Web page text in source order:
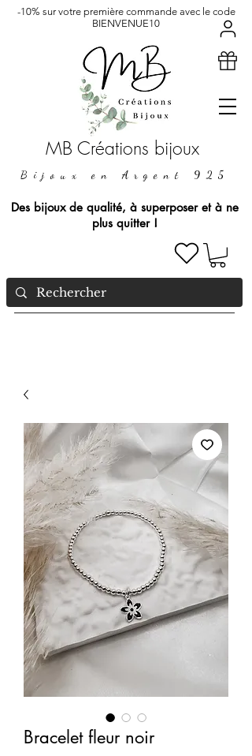
MB Créations bijoux
Bijoux en Argent 925
Des bijoux de qualité, à superposer et à ne
plus quitter !
-10% sur votre première commande avec le code
BIENVENUE10
Bracelet fleur noir